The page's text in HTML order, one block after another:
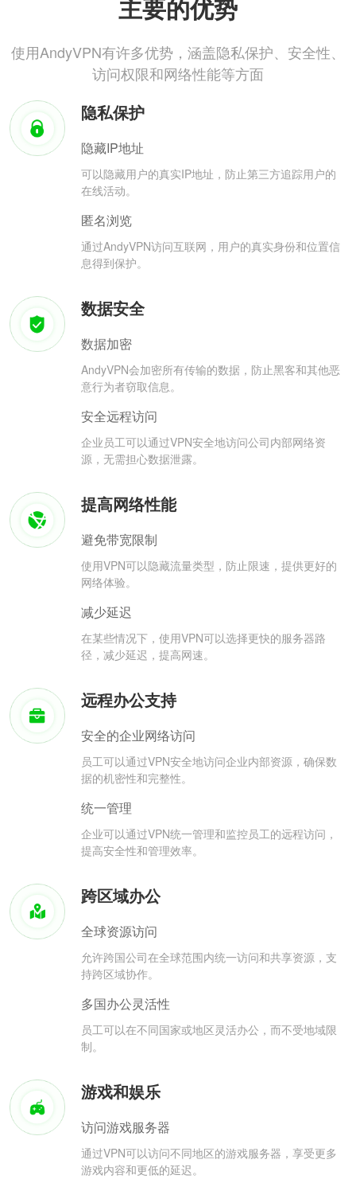
主要的优势
使用AndyVPN有许多优势，涵盖隐私保护、安全性、
访问权限和网络性能等方面
隐私保护
隐藏IP地址
可以隐藏用户的真实IP地址，防止第三方追踪用户的
在线活动。
匿名浏览
通过AndyVPN访问互联网，用户的真实身份和位置信
息得到保护。
数据安全
数据加密
AndyVPN会加密所有传输的数据，防止黑客和其他恶
意行为者窃取信息。
安全远程访问
企业员工可以通过VPN安全地访问公司内部网络资
源，无需担心数据泄露。
提高网络性能
避免带宽限制
使用VPN可以隐藏流量类型，防止限速，提供更好的
网络体验。
减少延迟
在某些情况下，使用VPN可以选择更快的服务器路
径，减少延迟，提高网速。
远程办公支持
安全的企业网络访问
员工可以通过VPN安全地访问企业内部资源，确保数
据的机密性和完整性。
统一管理
企业可以通过VPN统一管理和监控员工的远程访问，
提高安全性和管理效率。
跨区域办公
全球资源访问
允许跨国公司在全球范围内统一访问和共享资源，支
持跨区域协作。
多国办公灵活性
员工可以在不同国家或地区灵活办公，而不受地域限
制。
游戏和娱乐
访问游戏服务器
通过VPN可以访问不同地区的游戏服务器，享受更多
游戏内容和更低的延迟。